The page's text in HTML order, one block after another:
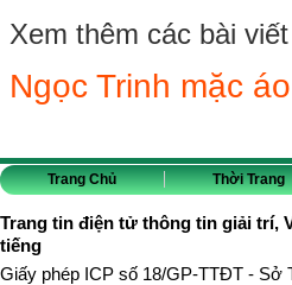
Xem thêm các bài
Ngọc Trinh mặc
Trang Chủ Thời Trang
Trang tin điện tử thông tin giải trí,
tiếng
Giấy phép ICP số 18/GP-TTĐT - Sở